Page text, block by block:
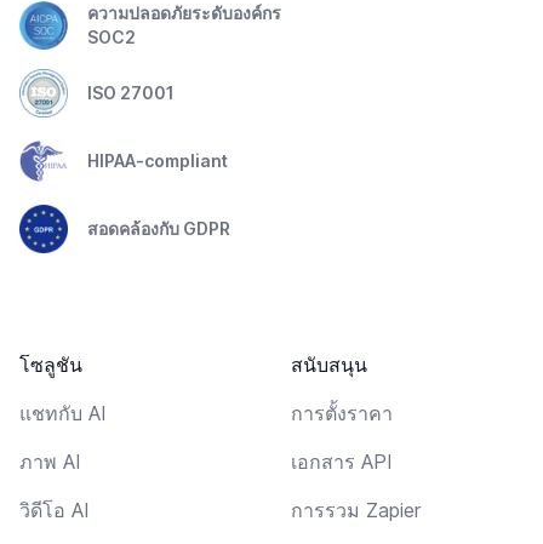
ความปลอดภัยระดับองค์กร
SOC2
ISO 27001
HIPAA-compliant
สอดคล้องกับ GDPR
โซลูชัน
แชทกับ AI
ภาพ AI
วิดีโอ AI
สนับสนุน
การตั้งราคา
เอกสาร API
การรวม Zapier